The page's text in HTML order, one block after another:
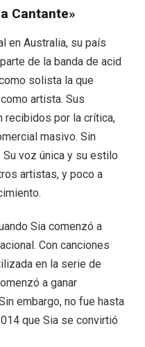
Cantante»
en Australia, su país
de la banda de acid
solista la que
artista. Sus
recibidos por la crítica,
masivo. Sin
voz única y su estilo
artistas, y poco a
Sia comenzó a
Con canciones
en la serie de
a ganar
embargo, no fue hasta
que Sia se convirtió